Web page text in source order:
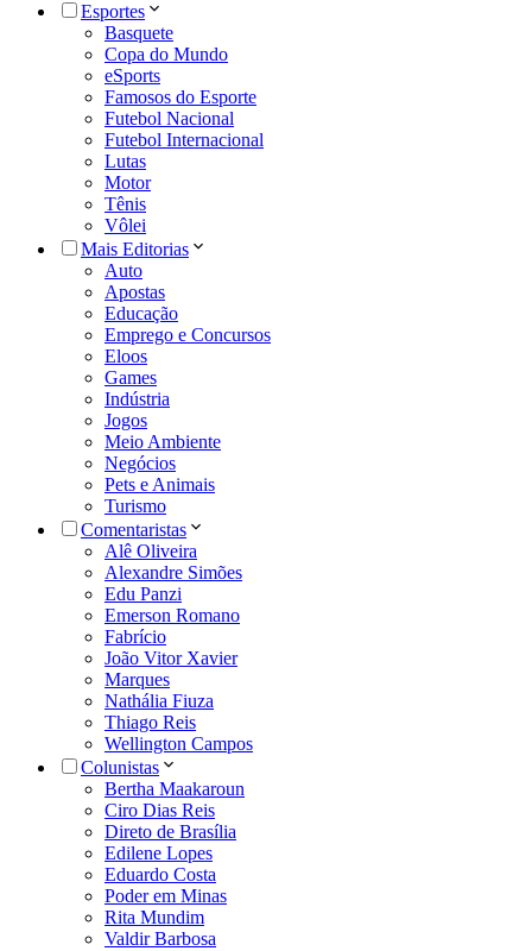
Esportes
Basquete
Copa do Mundo
eSports
Famosos do Esporte
Futebol Nacional
Futebol Internacional
Lutas
Motor
Tênis
Vôlei
Mais Editorias
Auto
Apostas
Educação
Emprego e Concursos
Eloos
Games
Indústria
Jogos
Meio Ambiente
Negócios
Pets e Animais
Turismo
Comentaristas
Alê Oliveira
Alexandre Simões
Edu Panzi
Emerson Romano
Fabrício
João Vitor Xavier
Marques
Nathália Fiuza
Thiago Reis
Wellington Campos
Colunistas
Bertha Maakaroun
Ciro Dias Reis
Direto de Brasília
Edilene Lopes
Eduardo Costa
Poder em Minas
Rita Mundim
Valdir Barbosa